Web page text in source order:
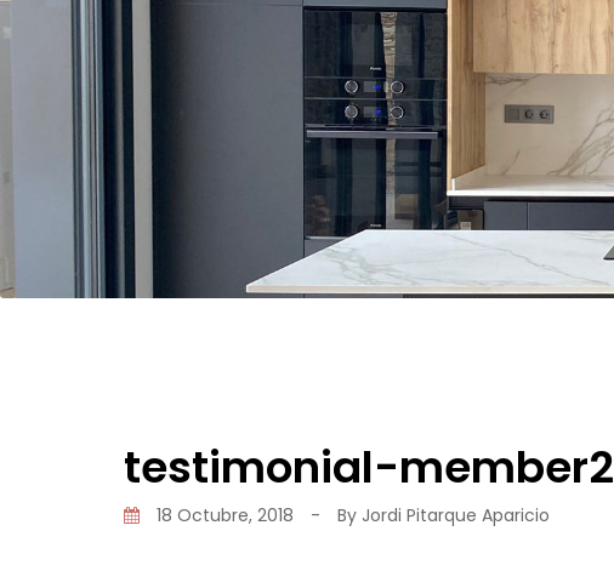
testimonial-member2
18 Octubre, 2018 - By Jordi Pitarque Aparicio